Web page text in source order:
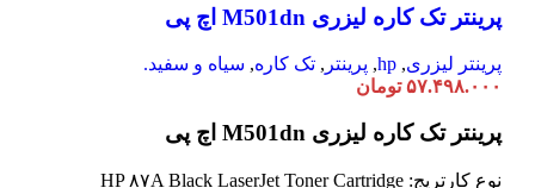
پرینتر تک کاره لیزری M501dn اچ پی
پرینتر لیزری,
hp
, پرینتر , تک کاره, سیاه و سفید.
۵۷.۴۹۸.۰۰۰ تومان
پرینتر تک کاره لیزری M501dn اچ پی
نوع کارتریج: HP ۸۷A Black LaserJet Toner Cartridge